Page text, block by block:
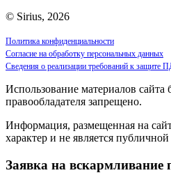
© Sirius, 2026
Политика конфиденциальности
Согласие на обработку персональных данных
Сведения о реализации требований к защите
Использование материалов сайта
правообладателя запрещено.
Информация, размещенная на
характер и не является
Заявка на вскармливание